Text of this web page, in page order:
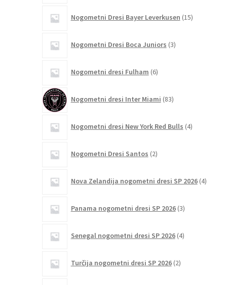
Nogometni Dresi Bayer Leverkusen 15izdelkov
Nogometni Dresi Boca Juniors 3izdelki
Nogometni dresi Fulham 6izdelkov
Nogometni dresi Inter Miami 83izdelkov
Nogometni dresi New York Red Bulls 4izdelki
Nogometni Dresi Santos 2izdelka
Nova Zelandija nogometni dresi SP 2026 4izdelki
Panama nogometni dresi SP 2026 3izdelki
Senegal nogometni dresi SP 2026 4izdelki
Turčija nogometni dresi SP 2026 2izdelka